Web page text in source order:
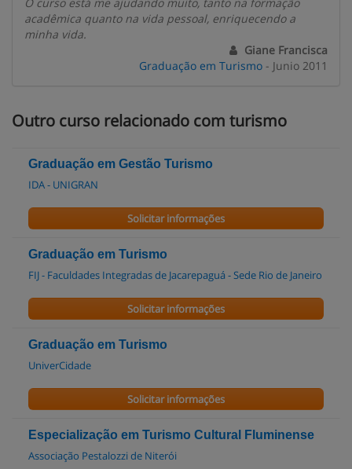
acadêmica quanto na vida pessoal, enriquecendo a
minha vida.
Giane Francisca
Graduação em Turismo - Junio 2011
Outro curso relacionado com turismo
Graduação em Gestão Turismo
IDA - UNIGRAN
Solicitar informações
Graduação em Turismo
FIJ - Faculdades Integradas de Jacarepaguá - Sede Rio de Janeiro
Solicitar informações
Graduação em Turismo
UniverCidade
Solicitar informações
Especialização em Turismo Cultural Fluminense
Associação Pestalozzi de Niterói